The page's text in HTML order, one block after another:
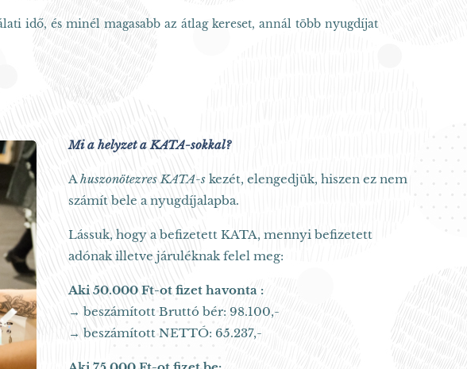
idő, és minél magasabb az átlag kereset, annál több nyugdíjat
Mi a helyzet a KATA-sokkal?
Ahuszonötezres KATA-s kezét, elengedjük, hiszen ez nem
számít bele a nyugdíjalapba.
Lássuk, hogy a befizetett KATA, mennyi befizetett
adónak illetve járuléknak felel meg:
Aki 50.000 Ft-ot fizet havonta :
→ beszámított Bruttó bér: 98.100,-
→ beszámított NETTÓ: 65.237,-